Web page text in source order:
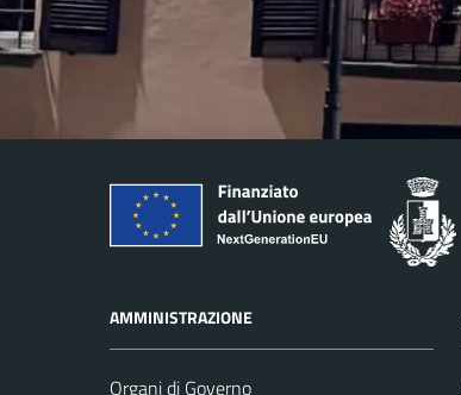
AMMINISTRAZIONE
Organi di Governo